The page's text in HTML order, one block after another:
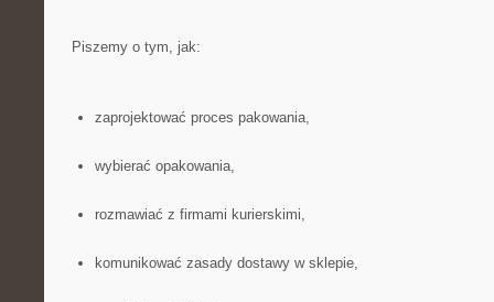
Piszemy o tym, jak:
zaprojektować proces pakowania,
wybierać opakowania,
rozmawiać z firmami kurierskimi,
komunikować zasady dostawy w sklepie,